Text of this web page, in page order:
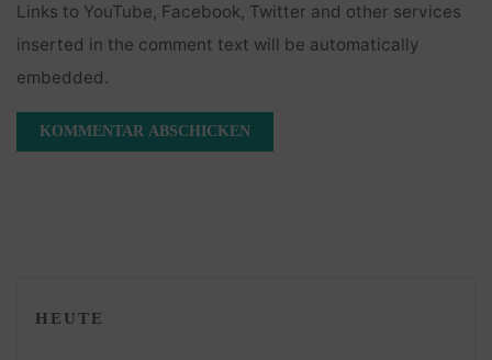
Links to YouTube, Facebook, Twitter and other services
inserted in the comment text will be automatically
embedded.
HEUTE